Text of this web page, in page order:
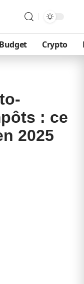
Budget Crypto
: ce
2025